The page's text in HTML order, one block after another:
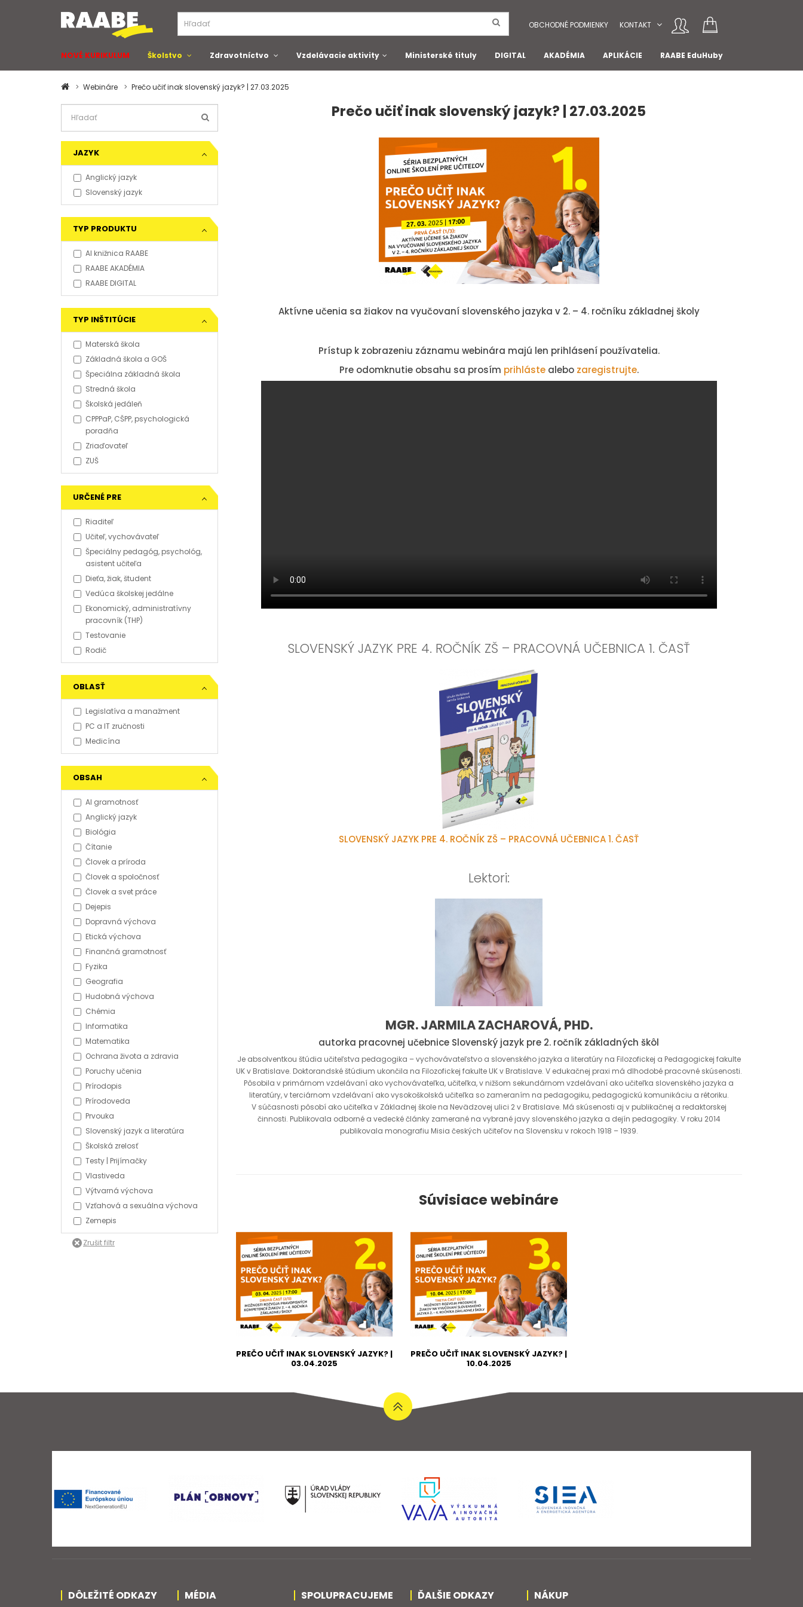
OBCHODNÉ PODMIENKY KONTAKT
NOVÉ KURIKULUM Školstvo Zdravotníctvo Vzdelávacie aktivity Ministerské tituly DIGITAL AKADÉMIA APLIKÁCIE RAABE EduHuby
Webináre Prečo učiť inak slovenský jazyk? | 27.03.2025
JAZYK
Anglický jazyk
Slovenský jazyk
TYP PRODUKTU
AI knižnica RAABE
RAABE AKADÉMIA
RAABE DIGITAL
TYP INŠTITÚCIE
Materská škola
Základná škola a GOŠ
Špeciálna základná škola
Stredná škola
Školská jedáleň
CPPPaP, CŠPP, psychologická
poradňa
Zriaďovateľ
ZUŠ
URČENÉ PRE
Riaditeľ
Učiteľ, vychovávateľ
Špeciálny pedagóg, psychológ,
asistent učiteľa
Dieťa, žiak, študent
Vedúca školskej jedálne
Ekonomický, administratívny
pracovník (THP)
Testovanie
Rodič
OBLASŤ
Legislatíva a manažment
PC a IT zručnosti
Medicína
OBSAH
AI gramotnosť
Anglický jazyk
Biológia
Čítanie
Človek a príroda
Človek a spoločnosť
Človek a svet práce
Dejepis
Dopravná výchova
Etická výchova
Finančná gramotnosť
Fyzika
Geografia
Hudobná výchova
Chémia
Informatika
Matematika
Ochrana života a zdravia
Poruchy učenia
Prírodopis
Prírodoveda
Prvouka
Slovenský jazyk a literatúra
Školská zrelosť
Testy | Prijímačky
Vlastiveda
Výtvarná výchova
Vzťahová a sexuálna výchova
Zemepis
Prečo učiť inak slovenský jazyk? | 27.03.2025
Aktívne učenia sa žiakov na vyučovaní slovenského jazyka v 2. – 4. ročníku základnej školy
Prístup k zobrazeniu záznamu webinára majú len prihlásení používatelia.
Pre odomknutie obsahu sa prosím prihlástealebo zaregistrujte.
SLOVENSKÝ JAZYK PRE 4. ROČNÍK ZŠ – PRACOVNÁ UČEBNICA 1. ČASŤ
SLOVENSKÝ JAZYK PRE 4. ROČNÍK ZŠ – PRACOVNÁ UČEBNICA 1. ČASŤ
Lektori:
MGR. JARMILA ZACHAROVÁ, PHD.
autorka pracovnej učebnice Slovenský jazyk pre 2. ročník základných škôl
Je absolventkou štúdia učiteľstva pedagogika – vychovávateľstvo a slovenského jazyka a literatúry na Filozofickej a Pedagogickej fakulte
UK v Bratislave. Doktorandské štúdium ukončila na Filozofickej fakulte UK v Bratislave. V edukačnej praxi má dlhodobé pracovné skúsenosti.
Pôsobila v primárnom vzdelávaní ako vychovávateľka, učiteľka, v nižšom sekundárnom vzdelávaní ako učiteľka slovenského jazyka a
literatúry, v terciárnom vzdelávaní ako vysokoškolská učiteľka so zameraním na pedagogiku, pedagogickú komunikáciu a rétoriku.
V súčasnosti pôsobí ako učiteľka v Základnej škole na Nevädzovej ulici 2 v Bratislave. Má skúsenosti aj v publikačnej a redaktorskej
činnosti. Publikovala odborné a vedecké články zamerané na vybrané javy slovenského jazyka a dejín pedagogiky. V roku 2014
publikovala monografiu Misia českých učiteľov na Slovensku v rokoch 1918 – 1939.
Súvisiace webináre
PREČO UČIŤ INAK SLOVENSKÝ JAZYK? |
03.04.2025
PREČO UČIŤ INAK SLOVENSKÝ JAZYK? |
10.04.2025
DÔLEŽITÉ ODKAZY MÉDIA SPOLUPRACUJEME ĎALŠIE ODKAZY NÁKUP